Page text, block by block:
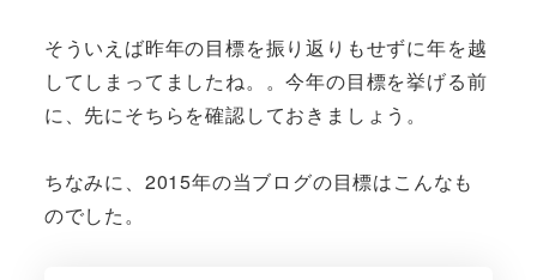
そういえば昨年の目標を振り返りもせずに年を越
してしまってましたね。。今年の目標を挙げる前
に、先にそちらを確認しておきましょう。
ちなみに、2015年の当ブログの目標はこんなも
のでした。